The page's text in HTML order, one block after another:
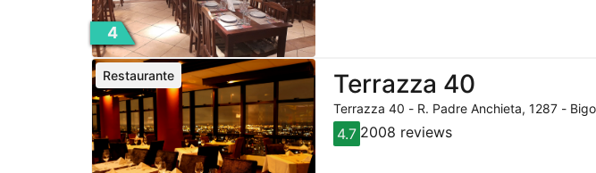
4
Terrazza 40
Restaurante
Terrazza 40 - R. Padre Anchieta, 1287 -
4.7 2008 reviews